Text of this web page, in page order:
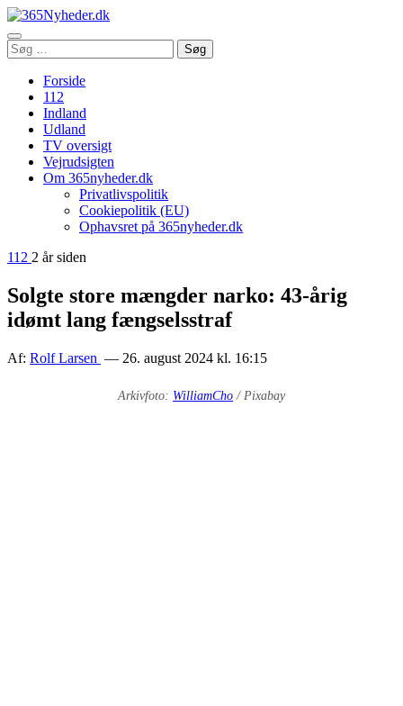
Åbn
menu
Søg
efter:
Søg
Forside
112
Indland
Udland
TV oversigt
Vejrudsigten
Om 365nyheder.dk
Privatlivspolitik
Cookiepolitik (EU)
Ophavsret på 365nyheder.dk
112 2 år siden
Solgte store mængder narko: 43-årig
idømt lang fængselsstraf
Af: Rolf Larsen — 26. august 2024 kl. 16:15
Arkivfoto: WilliamCho / Pixabay